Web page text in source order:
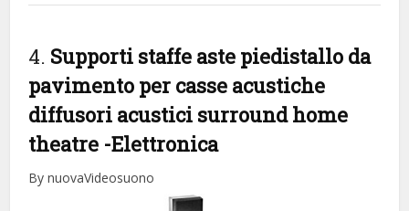
4. Supporti staffe aste piedistallo da
pavimento per casse acustiche
diffusori acustici surround home
theatre -Elettronica
By nuovaVideosuono